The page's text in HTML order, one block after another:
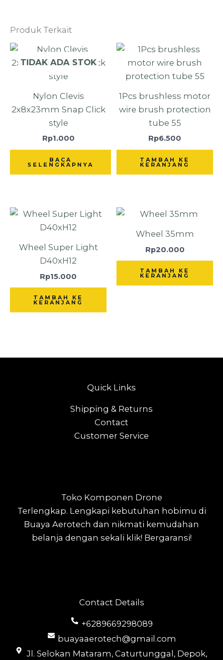
Produk Terkait
TIDAK ADA STOK
Nylon Clevis
2x8x23mm Snap Click
style
Rp1.000
BACA
SELENGKAPNYA
1Pcs brushless motor
wire brush protection
tube 55
Rp6.500
TAMBAH KE
KERANJANG
Wheel Super Light
D40xH12
Rp15.000
TAMBAH KE
KERANJANG
Wheel 35mm
Rp20.000
TAMBAH KE
KERANJANG
Contact Details
+6289669298089
buayaaerotech@gmail.com
Jl. Selokan Mataram, Caturtunggal, Depok,
Toko Komponen Drone
Terlengkap. Lengkapi kebutuhan hobimu di
Buaya Aerotech dan nikmati kemudahan
belanja dengan sekali klik! Bergaransi!
Quick Links
Shipping & Returns
Contact
Customer Service